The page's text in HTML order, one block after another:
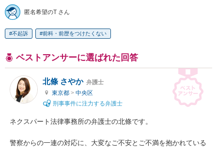
匿名希望のT さん
不起訴 前科・前歴をつけたくない
ベストアンサーに選ばれた回答
北條 さやか 弁護士
東京都 > 中央区
刑事事件に注力する弁護士
ネクスパート法律事務所の弁護士の北條です。
警察からの一連の対応に、大変なご不安とご不満を抱かれている